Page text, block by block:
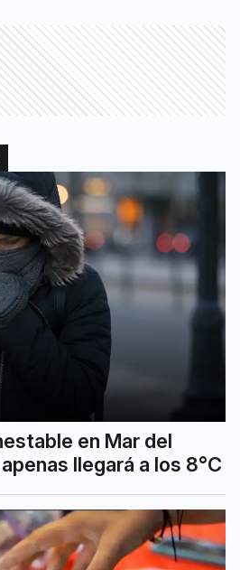
en Mar del
llegará a los 8°C